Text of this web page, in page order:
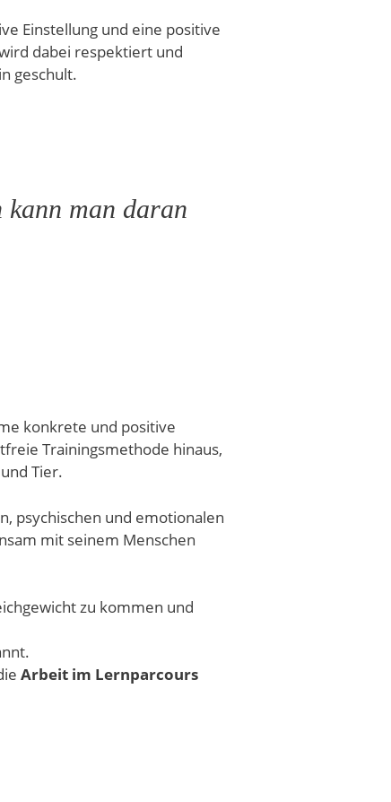
Einstellung und eine positive
dabei respektiert und
geschult.
man daran
konkrete und positive
Trainingsmethode hinaus,
Tier.
psychischen und emotionalen
mit seinem Menschen
zu kommen und
Arbeit im Lernparcours